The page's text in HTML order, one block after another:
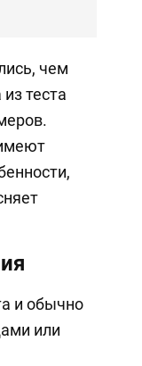
чем
теста
и обычно
или